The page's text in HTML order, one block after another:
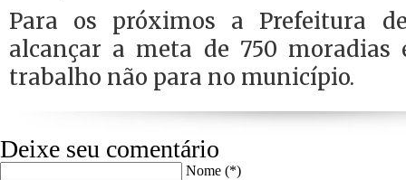
Para os próximos a Prefeitura
alcançar a meta de 750 moradias
trabalho não para no município.
Deixe seu comentário
Nome (*)